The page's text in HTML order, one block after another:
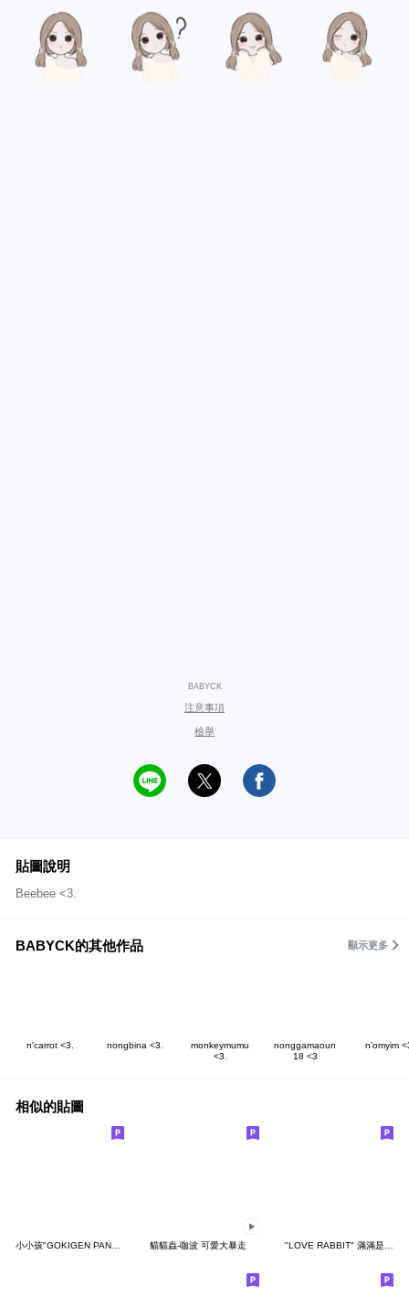
BABYCK
注意事項
檢舉
貼圖說明
Beebee <3.
BABYCK的其他作品 顯示更多
n'carrot <3. nongbina <3.
monkeymumu
<3.
nonggamaoun
18 <3
n'omyim
相似的貼圖
小小孩"GOKIGEN PANDA" 台灣版 貓貓蟲-咖波 可愛大暴走 "LOVE RABBIT" 滿滿是愛 台灣版